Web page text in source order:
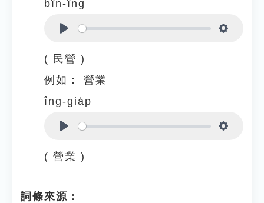
bîn-îng
( 民營 )
例如：
營業
îng-gia̍p
( 營業 )
詞條來源：